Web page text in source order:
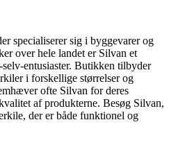
specialiserer sig i byggevarer og
over hele landet er Silvan et
entusiaster. Butikken tilbyder
i forskellige størrelser og
ofte Silvan for deres
af produkterne. Besøg Silvan,
der er både funktionel og